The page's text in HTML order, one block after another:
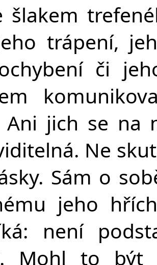
šlakem
trápení,
či
Ani jich se na
Ne
Sám o
jeho
není
Mohl to být